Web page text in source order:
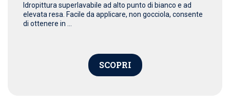
Idropittura superlavabile ad alto punto di bianco e ad
elevata resa. Facile da applicare, non gocciola, consente
di ottenere in ...
SCOPRI